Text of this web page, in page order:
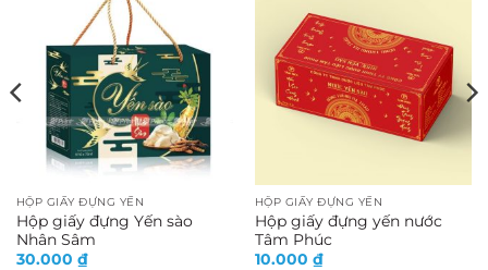
HỘP GIẤY ĐỰNG YẾN
Hộp giấy đựng Yến sào
Nhân Sâm
30.000 ₫
HỘP GIẤY ĐỰNG YẾN
Hộp giấy đựng yến nước
Tâm Phúc
10.000 ₫